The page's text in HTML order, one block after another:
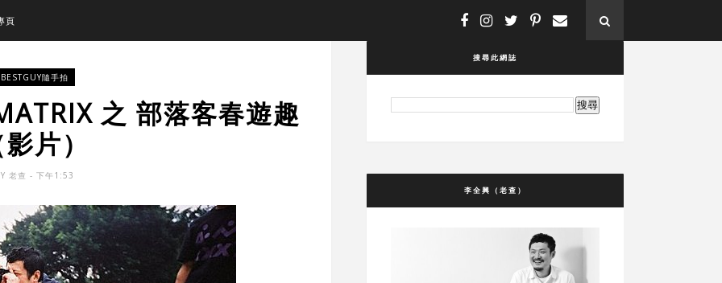
頁
BESTGUY隨手拍
之 部落客春遊趣
片）
老查 - 下午1:53
搜尋此網誌
李全興（老查）